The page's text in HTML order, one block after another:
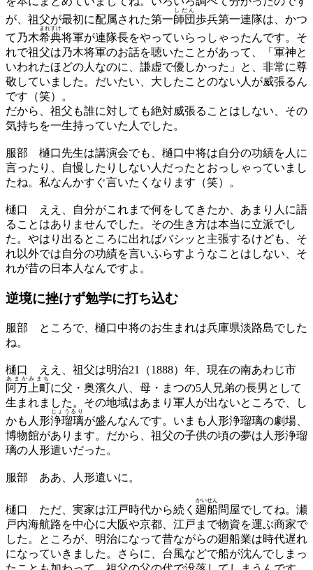
が、祖父が最初に配属された第一師団
しだん
歩兵第一連隊は、かつ
て乃木希典
まれすけ
将軍が連隊長をやっていらっしゃったんです。そ
れで祖父は乃木将軍のお話を聴いたことがあって、「軍神と
いわれたほどの人なのに、謙虚で優しかった」と、非常に尊
敬していました。だいたい、大したことのない人が威張るん
です（笑）。
だから、祖父も誰に対しても絶対威張ることはしない、その
気持ちを一生持っていた人でした。
服部 樋口先生は講演会でも、樋口中将は自分の功績を人に
言ったり、自慢したりしない人だったとおっしゃっていまし
たね。私なんかすぐ言いたくなります（笑）。
樋口
ええ、自分がこれまで何をしてきたか、あまり人に語
ることはありませんでした。その生き方は本当に立派でし
た。やはり出るところに出ればバシッと主張するけども、そ
れ以外では自分の功績を言いふらすようなことはしない、そ
れが昔の日本人なんですよ。
逆境に挫けず勉学に打ち込む
服部 ところで、樋口中将のお生まれは兵庫県淡路島でした
ね。
樋口
ええ、祖父は明治21（1888）年、現在の南あわじ市
阿万上町
あまかみまち
に父・奥濱久八、母・まつの5人兄弟の長男として
生まれました。その地域はあまり軍人が出ないところで、し
かも人形浄瑠璃
じょうるり
が盛んなんです。いまも人形浄瑠璃の劇場、
博物館があります。だから、祖父の子供の頃の夢は人形浄瑠
璃の人形遣いだった。
服部 ああ、人形遣いに。
樋口 ただ、実家は江戸時代から続く 廻船
かいせん
問屋でしてね。瀬
戸内海航路を中心に大阪や京都、江戸まで物資を運ぶ商家で
した。ところが、明治になって昔ながらの廻船業は時代遅れ
になっていきました。さらに、台風などで船が沈んでしまっ